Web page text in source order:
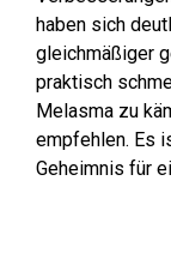
haben sich
gleichmäßiger
praktisch
Melasma zu
empfehlen. Es
Geheimnis für